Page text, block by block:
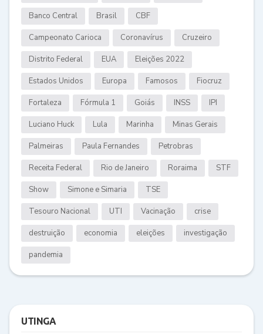
Banco Central Brasil CBF
Campeonato Carioca Coronavírus Cruzeiro
Distrito Federal EUA Eleições 2022
Estados Unidos Europa Famosos Fiocruz
Fortaleza Fórmula 1 Goiás INSS IPI
Luciano Huck Lula Marinha Minas Gerais
Palmeiras Paula Fernandes Petrobras
Receita Federal Rio de Janeiro Roraima STF
Show Simone e Simaria TSE
Tesouro Nacional UTI Vacinação crise
destruição economia eleições investigação
pandemia
UTINGA